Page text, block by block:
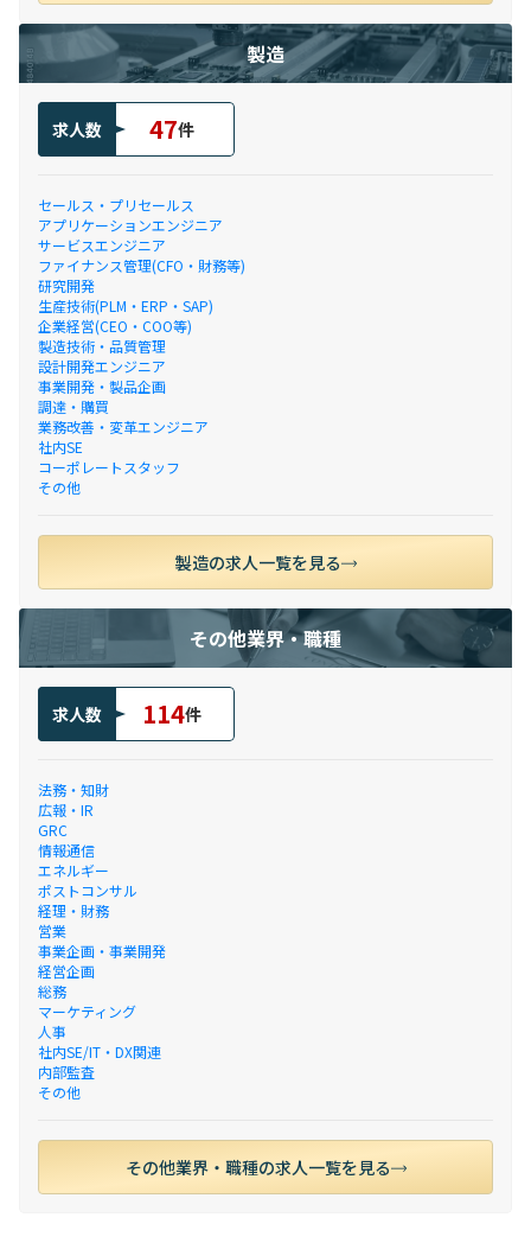
製造
求人数 47件
セールス・プリセールス
アプリケーションエンジニア
サービスエンジニア
ファイナンス管理(CFO・財務等)
研究開発
生産技術(PLM・ERP・SAP)
企業経営(CEO・COO等)
製造技術・品質管理
設計開発エンジニア
事業開発・製品企画
調達・購買
業務改善・変革エンジニア
社内SE
コーポレートスタッフ
その他
製造の求人一覧を見る
その他業界・職種
求人数 114件
法務・知財
広報・IR
GRC
情報通信
エネルギー
ポストコンサル
経理・財務
営業
事業企画・事業開発
経営企画
総務
マーケティング
人事
社内SE/IT・DX関連
内部監査
その他
その他業界・職種の求人一覧を見る